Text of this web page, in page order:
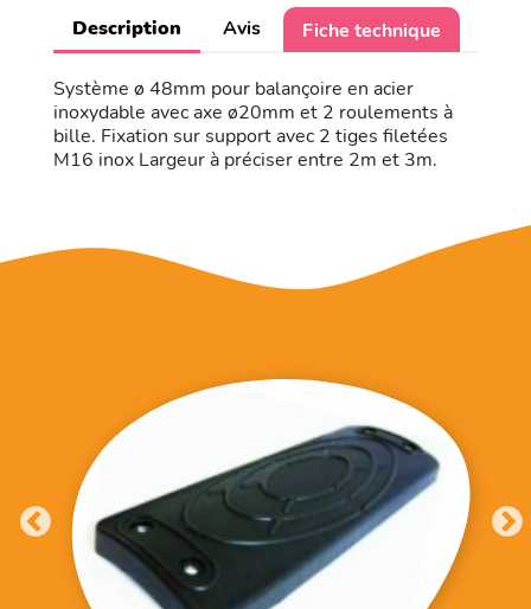
Description Avis Fiche technique
Système ø 48mm pour balançoire en acier
inoxydable avec axe ø20mm et 2 roulements à
bille. Fixation sur support avec 2 tiges filetées
M16 inox Largeur à préciser entre 2m et 3m.